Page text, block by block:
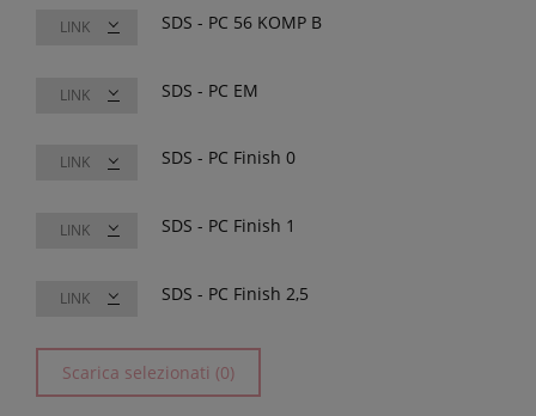
LINK SDS - PC 56 KOMP B
LINK SDS - PC EM
LINK SDS - PC Finish 0
LINK SDS - PC Finish 1
LINK SDS - PC Finish 2,5
Scarica selezionati (0)